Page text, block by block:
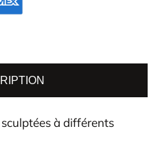
à différents